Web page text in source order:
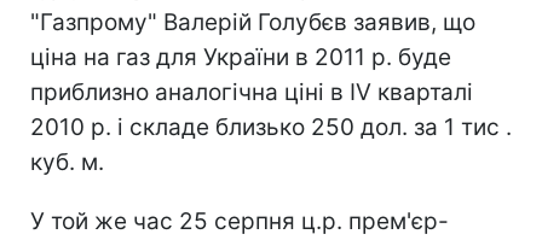
"Газпрому" Валерій Голубєв заявив, що
ціна на газ для України в 2011 р. буде
приблизно аналогічна ціні в IV кварталі
2010 р. і складе близько 250 дол. за 1 тис .
куб. м.
У той же час 25 серпня ц.р. прем'єр-